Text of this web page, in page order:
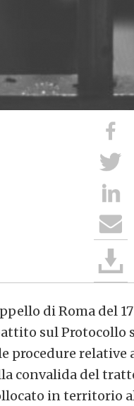
di Roma del
sul Protocollo
procedure relative
convalida del
in territorio